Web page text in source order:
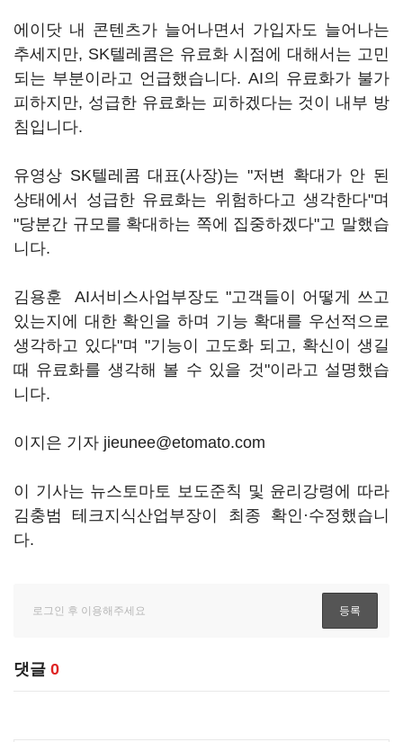
에이닷 내 콘텐츠가 늘어나면서 가입자도 늘어나는
추세지만, SK텔레콤은 유료화 시점에 대해서는 고민
되는 부분이라고 언급했습니다. AI의 유료화가 불가
피하지만, 성급한 유료화는 피하겠다는 것이 내부 방
침입니다.
유영상 SK텔레콤 대표(사장)는 "저변 확대가 안 된
상태에서 성급한 유료화는 위험하다고 생각한다"며
"당분간 규모를 확대하는 쪽에 집중하겠다"고 말했습
니다.
김용훈 AI서비스사업부장도 "고객들이 어떻게 쓰고
있는지에 대한 확인을 하며 기능 확대를 우선적으로
생각하고 있다"며 "기능이 고도화 되고, 확신이 생길
때 유료화를 생각해 볼 수 있을 것"이라고 설명했습
니다.
이지은 기자 jieunee@etomato.com
이 기사는 뉴스토마토 보도준칙 및 윤리강령에 따라
김충범 테크지식산업부장이 최종 확인·수정했습니
다.
댓글 0